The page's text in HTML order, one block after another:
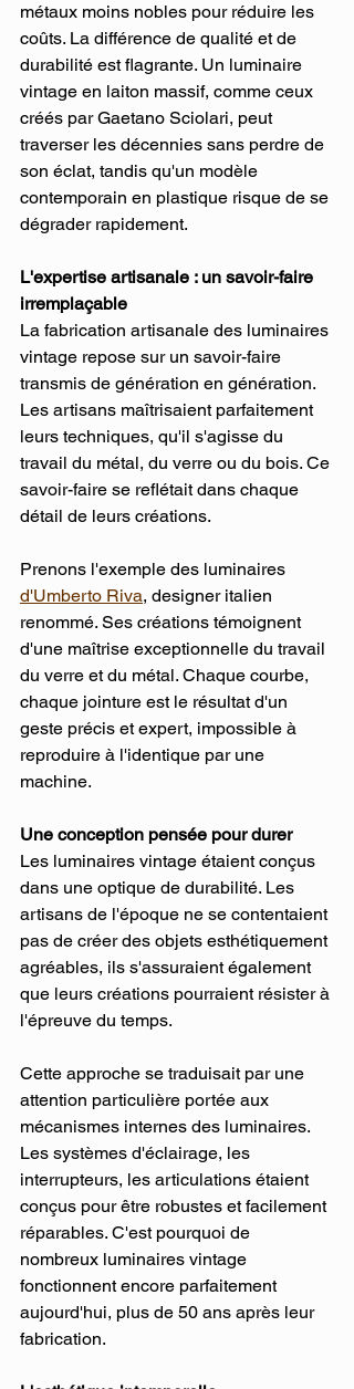
métaux moins nobles pour réduire les
coûts. La différence de qualité et de
durabilité est flagrante. Un luminaire
vintage en laiton massif, comme ceux
créés par Gaetano Sciolari, peut
traverser les décennies sans perdre de
son éclat, tandis qu'un modèle
contemporain en plastique risque de se
dégrader rapidement.
L'expertise artisanale : un savoir-faire
irremplaçable
La fabrication artisanale des luminaires
vintage repose sur un savoir-faire
transmis de génération en génération.
Les artisans maîtrisaient parfaitement
leurs techniques, qu'il s'agisse du
travail du métal, du verre ou du bois. Ce
savoir-faire se reflétait dans chaque
détail de leurs créations.
Prenons l'exemple des luminaires
d'Umberto Riva, designer italien
renommé. Ses créations témoignent
d'une maîtrise exceptionnelle du travail
du verre et du métal. Chaque courbe,
chaque jointure est le résultat d'un
geste précis et expert, impossible à
reproduire à l'identique par une
machine.
Une conception pensée pour durer
Les luminaires vintage étaient conçus
dans une optique de durabilité. Les
artisans de l'époque ne se contentaient
pas de créer des objets esthétiquement
agréables, ils s'assuraient également
que leurs créations pourraient résister à
l'épreuve du temps.
Cette approche se traduisait par une
attention particulière portée aux
mécanismes internes des luminaires.
Les systèmes d'éclairage, les
interrupteurs, les articulations étaient
conçus pour être robustes et facilement
réparables. C'est pourquoi de
nombreux luminaires vintage
fonctionnent encore parfaitement
aujourd'hui, plus de 50 ans après leur
fabrication.